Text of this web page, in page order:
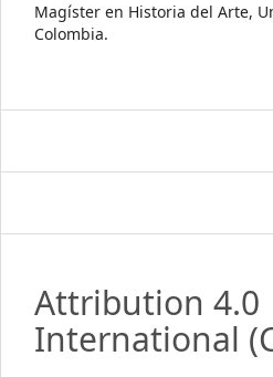
Magíster en Historia del Arte,
Colombia.
Attribution 4.0
International